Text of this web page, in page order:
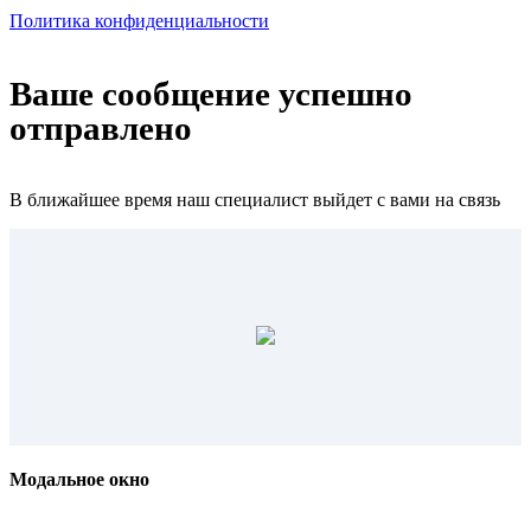
Политика конфиденциальности
Ваше сообщение успешно
отправлено
В ближайшее время наш специалист выйдет с вами на связь
Модальное окно